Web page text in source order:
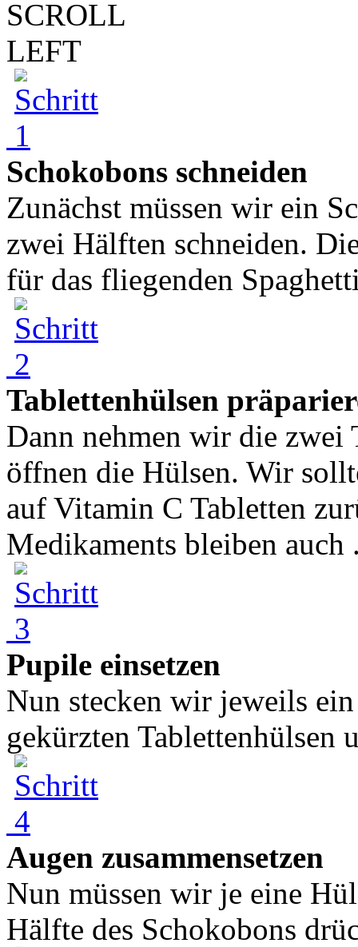
Schokobons schneiden
Zunächst müssen wir ein
zwei Hälften schneiden.
für das fliegenden
Tablettenhülsen
Dann nehmen wir die zwei
öffnen die Hülsen. Wir
auf Vitamin C Tabletten
Medikaments bleiben auch
Pupile einsetzen
Nun stecken wir jeweils
gekürzten Tablettenhülsen
Augen zusammensetzen
Nun müssen wir je eine
Hälfte des Schokobons